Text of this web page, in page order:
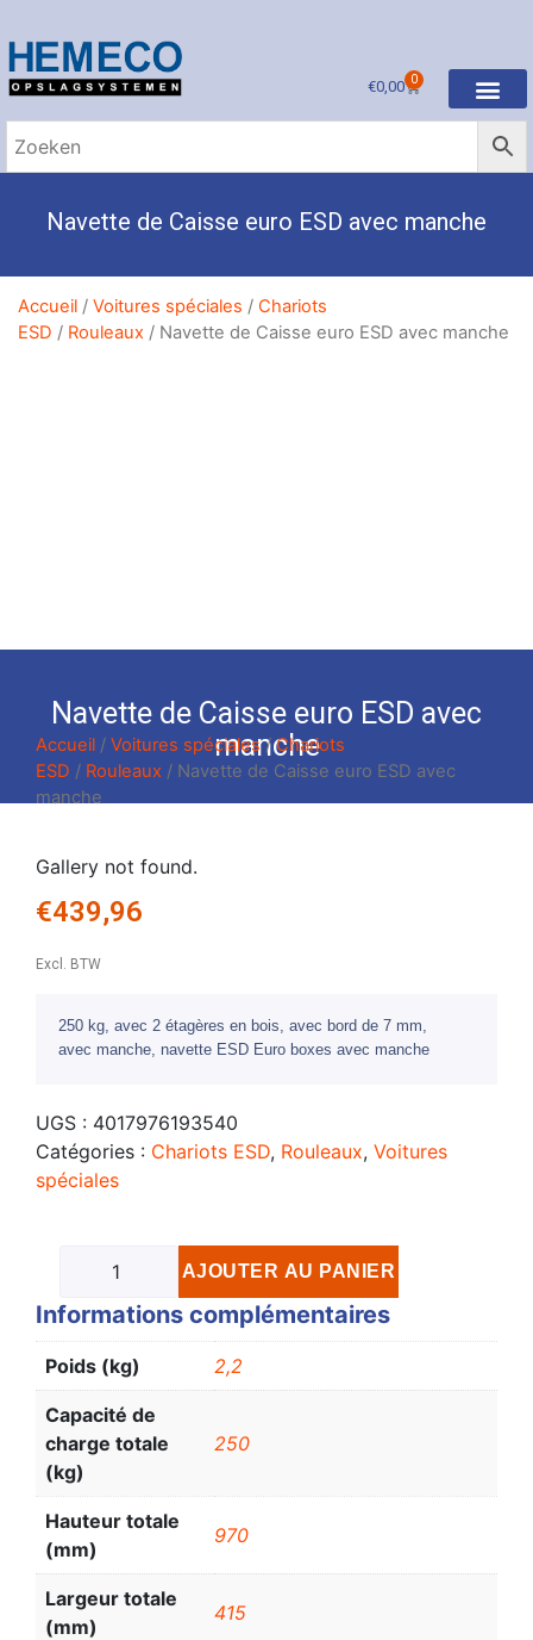
€0,00 0
Navette de Caisse euro ESD avec manche
Accueil / Voitures spéciales / Chariots
ESD / Rouleaux / Navette de Caisse euro ESD avec manche
Navette de Caisse euro ESD avec
manche
Accueil / Voitures spéciales/Chariots
ESD / Rouleaux / Navette de Caisse euro ESD avec
manche
Gallery not found.
€439,96
Excl. BTW
250 kg, avec 2 étagères en bois, avec bord de 7 mm,
avec manche, navette ESD Euro boxes avec manche
UGS : 4017976193540
Catégories : Chariots ESD, Rouleaux, Voitures
spéciales
AJOUTER AU PANIER
Informations complémentaires
Poids (kg) 2,2
Capacité de
charge totale
(kg)
250
Hauteur totale
(mm)
970
Largeur totale
(mm)
415